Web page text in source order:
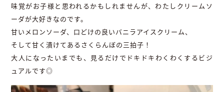
味覚がお子様と思われるかもしれませんが、わたしクリームソ
ーダが大好きなのです。
甘いメロンソーダ、口どけの良いバニラアイスクリーム、
そして甘く漬けてあるさくらんぼの三拍子！
大人になったいまでも、見るだけでドキドキわくわくするビジ
ュアルです◎